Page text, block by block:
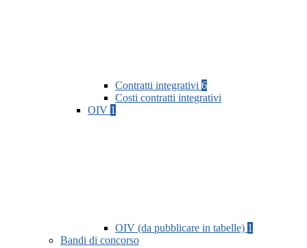
Contratti integrativi 6
Costi contratti integrativi
OIV 1
OIV (da pubblicare in tabelle) 1
Bandi di concorso